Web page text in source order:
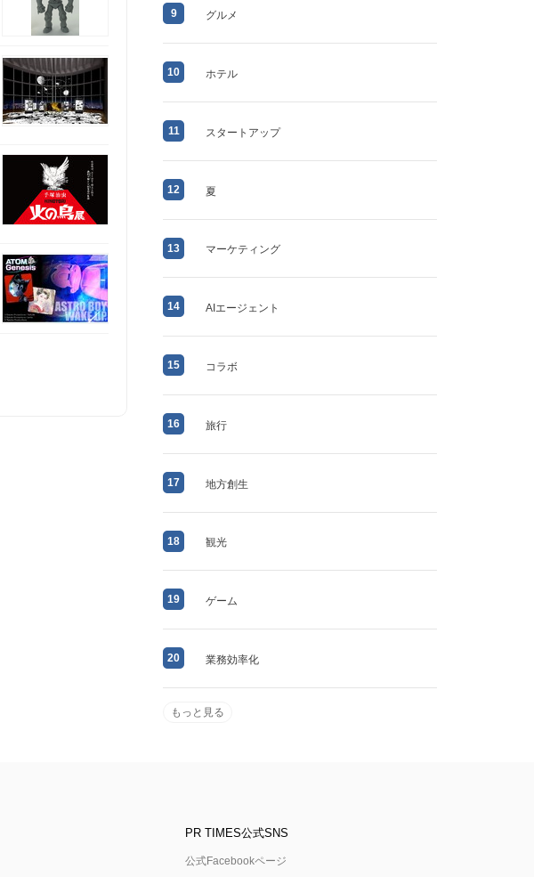
9 グルメ
10 ホテル
11 スタートアップ
12 夏
13 マーケティング
14 AIエージェント
15 コラボ
16 旅行
17 地方創生
18 観光
19 ゲーム
20 業務効率化
もっと見る
PR TIMES公式SNS
公式Facebookページ